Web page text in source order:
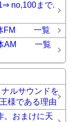
no,100まで.
体FM 一覧
体AM 一覧
ルサウンドを
様である理由
おまけに天